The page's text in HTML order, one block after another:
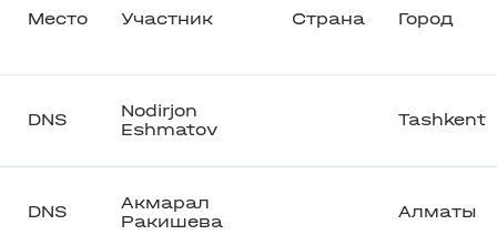
Место Участник Страна Город
DNS
Nodirjon
Eshmatov
Tashkent
DNS
Акмарал
Ракишева
Алматы